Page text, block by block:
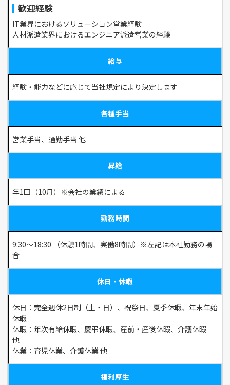
歓迎経験
IT業界におけるソリューション営業経験
人材派遣業界におけるエンジニア派遣営業の経験
給与
経験・能力などに応じて当社規定により決定します
各種手当
営業手当、通勤手当 他
昇給
年1回（10月）※会社の業績による
勤務時間
9:30～18:30 （休憩1時間、実働8時間）※左記は本社勤務の場
合
休日・休暇
休日：完全週休2日制（土・日）、祝祭日、夏季休暇、年末年始
休暇
休暇：年次有給休暇、慶弔休暇、産前・産後休暇、介護休暇
他
休業：育児休業、介護休業 他
福利厚生